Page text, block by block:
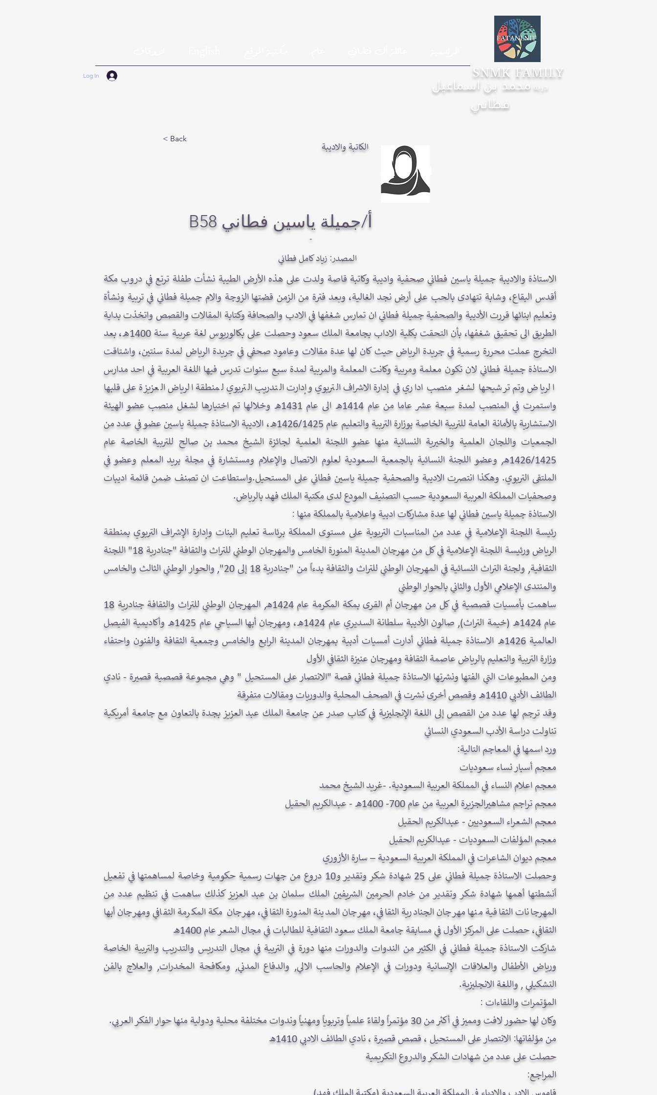
Log In SNMK FAMILY
ذرية محمد بن اسماعيل
فطاني
< Back
الكاتبة والاديبة
B58 أ/جميلة ياسين فطاني
-
المصدر: زياد كامل فطاني
الاستاذة والاديبة جميلة ياسين فطاني صحفية واديبة وكاتبة قاصة ولدت على هذه الأرض الطيبة نشأت طفلة ترتع في دروب مكة
أقدس البقاع، وشابة تتهادى بالحب على أرض نجد الغالية، وبعد فترة من الزمن قضتها الزوجة والام جميلة فطاني في تربية ونشأة
وتعليم ابنائها قررت الأديبة والصحفية جميلة فطاني ان تمارس شغفها في الادب والصحافة وكتابة المقالات والقصص واتخذت بداية
الطريق الى تحقيق شغفها، بأن التحقت بكلية الاداب بجامعة الملك سعود وحصلت على بكالوريوس لغة عربية سنة 1400هـ، بعد
التخرج عملت محررة رسمية في جريدة الرياض حيث كان لها عدة مقالات وعامود صحفي في جريدة الرياض لمدة سنتين، واشتاقت
الاستاذة جميلة فطاني لان تكون معلمة ومربية وكانت المعلمة والمربية لمدة سبع سنوات تدرس فيها اللغة العربية في احد مدارس
الرياض وتم ترشيحها لشغر منصب اداري في إدارة الاشراف التربوي وإدارت التدريب التربوي لمنطقة الرياض العزيزة على قلبها
واستمرت في المنصب لمدة سبعة عشر عاما من عام 1414هـ الى عام 1431هـ وخلالها تم اختيارها لشغل منصب عضو الهيئة
الاستشارية بالأمانة العامة للتربية الخاصة بوزارة التربية والتعليم عام 1426/1425هـ، الاديبة الاستاذة جميلة ياسين عضو في عدد من
الجمعيات واللجان العلمية والخيرية النسائية منها عضو اللجنة العلمية لجائزة الشيخ محمد بن صالح للتربية الخاصة عام
1426/1425هـ, وعضو اللجنة النسائية بالجمعية السعودية لعلوم الاتصال والإعلام ومستشارة في مجلة بريد المعلم وعضو في
الملتقى التربوي. وهكذا انتصرت الاديبة والصحفية جميلة ياسين فطاني على المستحيل.واستطاعت ان تصنف ضمن قائمة اديبات
وصحفيات المملكة العربية السعودية حسب التصنيف المودع لدى مكتبة الملك فهد بالرياض.
الاستاذة جميلة ياسين فطاني لها عدة مشاركات ادبية واعلامية بالمملكة منها :
رئيسة اللجنة الإعلامية في عدد من المناسبات التربوية على مستوى المملكة برئاسة تعليم البنات وإدارة الإشراف التربوي بمنطقة
الرياض ورئيسة اللجنة الإعلامية في كل من مهرجان المدينة المنورة الخامس والمهرجان الوطني للتراث والثقافة "جنادرية 18" اللجنة
الثقافية, ولجنة التراث النسائية في المهرجان الوطني للتراث والثقافة بدءاً من "جنادرية 18 إلى 20", والحوار الوطني الثالث والخامس
والمنتدى الإعلامي الأول والثاني بالحوار الوطني
ساهمت بأمسيات قصصية في كل من مهرجان أم القرى بمكة المكرمة عام 1424هـ, المهرجان الوطني للتراث والثقافة جنادرية 18
عام 1424هـ (خيمة التراث), صالون الأديبة سلطانة السديري عام 1424هـ، ومهرجان أبها السياحي عام 1425هـ وأكاديمية الفيصل
العالمية 1426هـ الاستاذة جميلة فطاني أدارت أمسيات أدبية بمهرجان المدينة الرابع والخامس وجمعية الثقافة والفنون واحتفاء
وزارة التربية والتعليم بالرياض عاصمة الثقافة ومهرجان عنيزة الثقافي الأول
ومن المطبوعات التي الفتها ونشرتها الاستاذة جميلة فطاني قصة "الانتصار على المستحيل " وهي مجموعة قصصية قصيرة - نادي
الطائف الأدبي 1410هـ وقصص أخرى نشرت في الصحف المحلية والدوريات ومقالات متفرقة
وقد ترجم لها عدد من القصص إلى اللغة الإنجليزية في كتاب صدر عن جامعة الملك عبد العزيز بجدة بالتعاون مع جامعة أمريكية
تناولت دراسة الأدب السعودي النسائي
ورد اسمها في المعاجم التالية:
معجم أسبار نساء سعوديات
معجم اعلام النساء في المملكة العربية السعودية. -غريد الشيخ محمد
معجم تراجم مشاهيرالجزيرة العربية من عام 700- 1400هـ - عبدالكريم الحقيل
معجم الشعراء السعوديين - عبدالكريم الحقيل
معجم المؤلفات السعوديات - عبدالكريم الحقيل
معجم ديوان الشاعرات في المملكة العربية السعودية – سارة الأزوري
وحصلت الاستاذة جميلة فطاني على 25 شهادة شكر وتقدير و10 دروع من جهات رسمية حكومية وخاصة لمساهمتها في تفعيل
أنشطتها أهمها شهادة شكر وتقدير من خادم الحرمين الشريفين الملك سلمان بن عبد العزيز كذلك ساهمت في تنظيم عدد من
المهرجانات الثقافية منها مهرجان الجنادرية الثقافي، مهرجان المدينة المنورة الثقافي، مهرجان مكة المكرمة الثقافي ومهرجان أبها
الثقافي، حصلت على المركز الأول في مسابقة جامعة الملك سعود الثقافية للطالبات في مجال الشعر عام 1400هـ
شاركت الاستاذة جميلة فطاني في الكثير من الندوات والدورات منها دورة في التربية في مجال التدريس والتدريب والتربية الخاصة
ورياض الأطفال والعلاقات الإنسانية ودورات في الإعلام والحاسب الالي, والدفاع المدني, ومكافحة المخدرات, والعلاج بالفن
التشكيلي , واللغة الانجليزية.
المؤتمرات واللقاءات :
وكان لها حضور لافت ومميز في أكثر من 30 مؤتمراً ولقاءً علمياً وتربوياً ومهنياً وندوات مختلفة محلية ودولية منها حوار الفكر العربي.
من مؤلفاتها: الانتصار على المستحيل ، قصص قصيرة ، نادي الطائف الادبي 1410هـ
حصلت على عدد من شهادات الشكر والدروع التكريمية
المراجع: